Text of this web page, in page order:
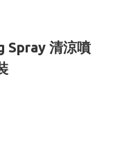
Spray 清涼噴